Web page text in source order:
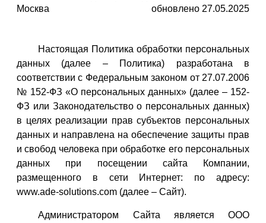
Москва
обновлено 27.05.2025
Настоящая Политика обработки персональных
данных (далее – Политика) разработана в
соответствии с Федеральным законом от 27.07.2006
№ 152-ФЗ «О персональных данных» (далее – 152-
ФЗ или Законодательство о персональных данных)
в целях реализации прав субъектов персональных
данных и направлена на обеспечение защиты прав
и свобод человека при обработке его персональных
данных при посещении сайта Компании,
размещенного в сети Интернет: по адресу:
www.ade-solutions.com (далее – Сайт).
Администратором Сайта является ООО